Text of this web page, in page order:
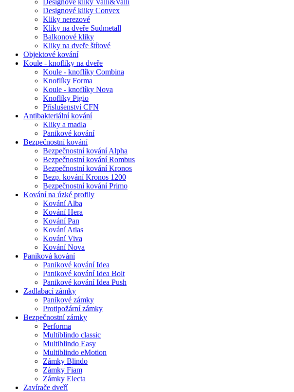
Designové kliky Valli&Valli
Designové kliky Convex
Kliky nerezové
Kliky na dveře Sudmetall
Balkonové kliky
Kliky na dveře štítové
Objektové kování
Koule - knoflíky na dveře
Koule - knoflíky Combina
Knoflíky Forma
Koule - knoflíky Nova
Knoflíky Pigio
Příslušenství CFN
Antibakteriální kování
Kliky a madla
Panikové kování
Bezpečnostní kování
Bezpečnostní kování Alpha
Bezpečnostní kování Rombus
Bezpečnostní kování Kronos
Bezp. kování Kronos 1200
Bezpečnostní kování Primo
Kování na úzké profily
Kování Alba
Kování Hera
Kování Pan
Kování Atlas
Kování Viva
Kování Nova
Paniková kování
Panikové kování Idea
Panikové kování Idea Bolt
Panikové kování Idea Push
Zadlabací zámky
Panikové zámky
Protipožární zámky
Bezpečnostní zámky
Performa
Multiblindo classic
Multiblindo Easy
Multiblindo eMotion
Zámky Blindo
Zámky Fiam
Zámky Electa
Zavírače dveří